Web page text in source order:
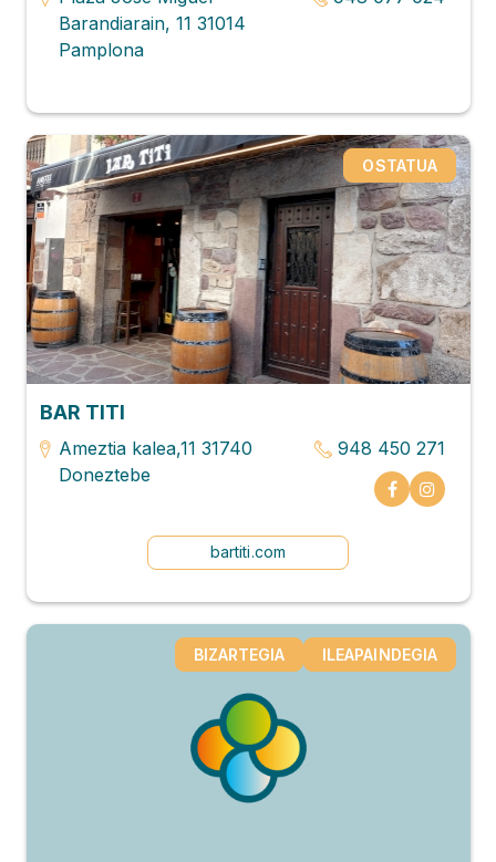
Barandiarain, 11 31014
Pamplona
OSTATUA
BAR TITI
Ameztia kalea,11 31740
Doneztebe
948 450 271
bartiti.com
BIZARTEGIA ILEAPAINDEGIA